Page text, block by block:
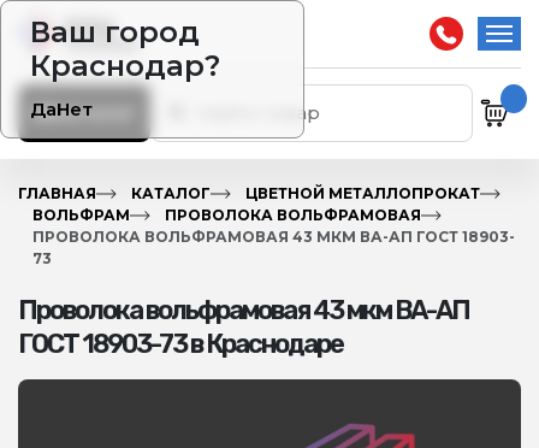
Ваш город
Краснодар?
ДаНет
Каталог
ГЛАВНАЯ КАТАЛОГ
ЦВЕТНОЙ МЕТАЛЛОПРОКАТ
ВОЛЬФРАМ
ПРОВОЛОКА ВОЛЬФРАМОВАЯ
ПРОВОЛОКА ВОЛЬФРАМОВАЯ 43 МКМ ВА-АП ГОСТ 18903-
73
Проволока вольфрамовая 43 мкм ВА-АП
ГОСТ 18903-73 в Краснодаре